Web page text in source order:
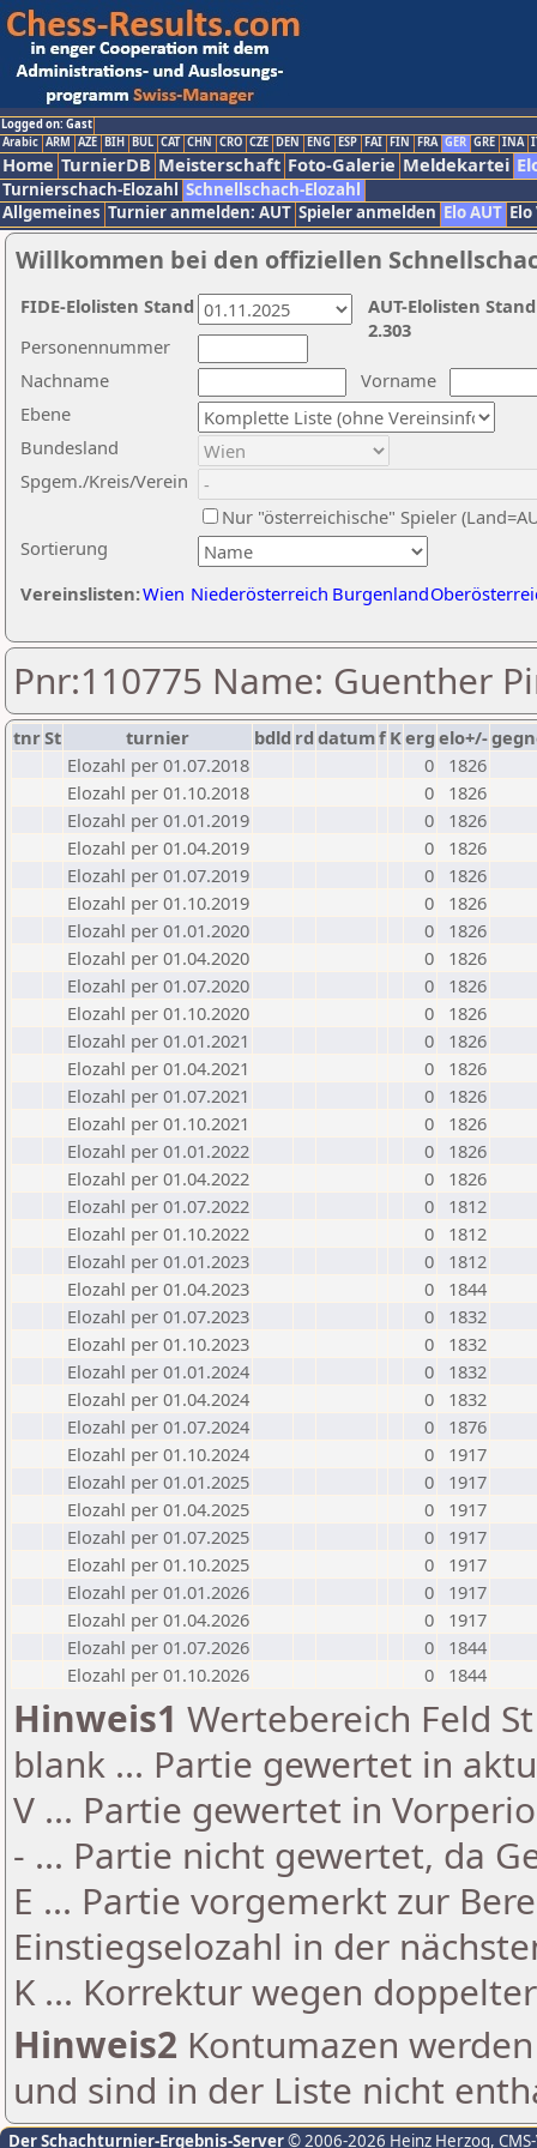
Logged on: Gast
Arabic ARM AZE BIH BUL CAT CHN CRO CZE DEN ENG ESP FAI FIN FRA GER GRE INA
Home TurnierDB Meisterschaft Foto-Galerie Meldekartei
Turnierschach-Elozahl Schnellschach-Elozahl
Allgemeines Turnier anmelden: AUT Spieler anmelden Elo AUT
Willkommen bei den offiziellen
Nachname
Vorname
Ebene
Sortierung
Personennummer
Bundesland
Spgem./Kreis/Verein
Nur "österreichische" Spieler
Vereinslisten:Wien Niederösterreich Burgenland
AUT-Elolisten
2.303
FIDE-Elolisten Stand
Pnr:110775 Name: Guenther
tnrSt turnier bdld rd datumf Kerg elo+/-
Elozahl per 01.07.2018
0
1826
Elozahl per 01.10.2018
0
1826
Elozahl per 01.01.2019
0
1826
Elozahl per 01.04.2019
0
1826
Elozahl per 01.07.2019
0
1826
Elozahl per 01.10.2019
0
1826
Elozahl per 01.01.2020
0
1826
Elozahl per 01.04.2020
0
1826
Elozahl per 01.07.2020
0
1826
Elozahl per 01.10.2020
0
1826
Elozahl per 01.01.2021
0
1826
Elozahl per 01.04.2021
0
1826
Elozahl per 01.07.2021
0
1826
Elozahl per 01.10.2021
0
1826
Elozahl per 01.01.2022
0
1826
Elozahl per 01.04.2022
0
1826
Elozahl per 01.07.2022
0
1812
Elozahl per 01.10.2022
0
1812
Elozahl per 01.01.2023
0
1812
Elozahl per 01.04.2023
0
1844
Elozahl per 01.07.2023
0
1832
Elozahl per 01.10.2023
0
1832
Elozahl per 01.01.2024
0
1832
Elozahl per 01.04.2024
0
1832
Elozahl per 01.07.2024
0
1876
Elozahl per 01.10.2024
0
1917
Elozahl per 01.01.2025
0
1917
Elozahl per 01.04.2025
0
1917
Elozahl per 01.07.2025
0
1917
Elozahl per 01.10.2025
0
1917
Elozahl per 01.01.2026
0
1917
Elozahl per 01.04.2026
0
1917
Elozahl per 01.07.2026
0
1844
Elozahl per 01.10.2026
0 1844
Hinweis1 Wertebereich Feld
blank ... Partie gewertet in
V ... Partie gewertet in
- ... Partie nicht gewertet, da
E ... Partie vorgemerkt zur
Einstiegselozahl in der
K ... Korrektur wegen
Hinweis2 Kontumazen
und sind in der Liste nicht
Der Schachturnier-Ergebnis-Server© 2006-2026 Heinz Herzog,